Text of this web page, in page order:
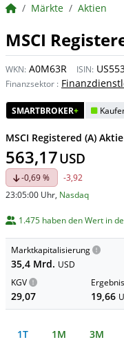
BörsenNEWS.de
Märkte Aktien
MSCI
WKN: A0M63R ISIN:
Finanzsektor :
SMARTBROKER+
MSCI Registered (A) Aktie
563,17USD
-0,69 %
-3,92
23:05:00 Uhr, Nasdaq
1.475 haben den Wert in
Marktkapitalisierung
35,4 Mrd. USD
KGV
29,07 19,66
1T 1M 3M